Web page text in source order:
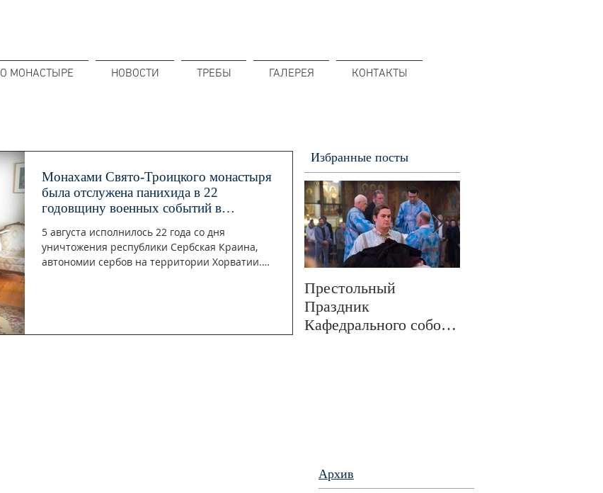
О МОНАСТЫРЕ НОВОСТИ ТРЕБЫ ГАЛЕРЕЯ КОНТАКТЫ
Монахами Свято-Троицкого монастыря
была отслужена панихида в 22
годовщину военных событий в
5 августа исполнилось 22 года со дня
уничтожения республики Сербская Краина,
автономии сербов на территории Хорватии.
Избранные посты
Престольный
Праздник
Кафедрального собора
Архив